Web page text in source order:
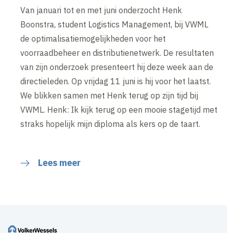
Van januari tot en met juni onderzocht Henk
Boonstra, student Logistics Management, bij VWML
de optimalisatiemogelijkheden voor het
voorraadbeheer en distributienetwerk. De resultaten
van zijn onderzoek presenteert hij deze week aan de
directieleden. Op vrijdag 11 juni is hij voor het laatst.
We blikken samen met Henk terug op zijn tijd bij
VWML. Henk: Ik kijk terug op een mooie stagetijd met
straks hopelijk mijn diploma als kers op de taart.
Lees meer